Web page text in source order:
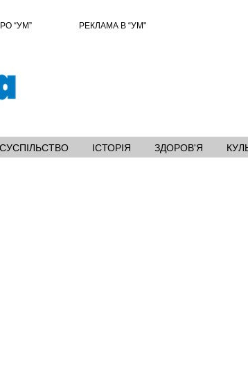
“УМ” РЕКЛАМА В “УМ"
СУСПІЛЬСТВО ІСТОРІЯ ЗДОРОВ'Я